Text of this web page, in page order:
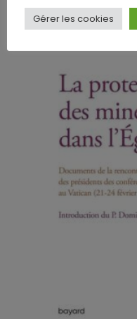
Gérer les cookies